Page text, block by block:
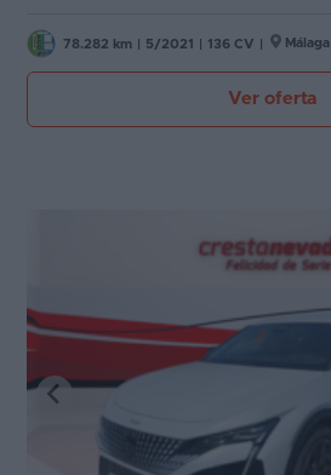
78.282 km 5/2021 136 CV Málaga
Ver oferta